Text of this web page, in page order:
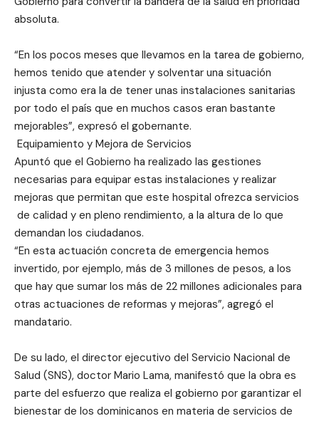
absoluta.
“En los pocos meses que llevamos en la tarea de gobierno,
hemos tenido que atender y solventar una situación
injusta como era la de tener unas instalaciones sanitarias
por todo el país que en muchos casos eran bastante
mejorables”, expresó el gobernante.
Equipamiento y Mejora de Servicios
Apuntó que el Gobierno ha realizado las gestiones
necesarias para equipar estas instalaciones y realizar
mejoras que permitan que este hospital ofrezca servicios
de calidad y en pleno rendimiento, a la altura de lo que
demandan los ciudadanos.
“En esta actuación concreta de emergencia hemos
invertido, por ejemplo, más de 3 millones de pesos, a los
que hay que sumar los más de 22 millones adicionales para
otras actuaciones de reformas y mejoras”, agregó el
mandatario.
De su lado, el director ejecutivo del Servicio Nacional de
Salud (SNS), doctor Mario Lama, manifestó que la obra es
parte del esfuerzo que realiza el gobierno por garantizar el
bienestar de los dominicanos en materia de servicios de